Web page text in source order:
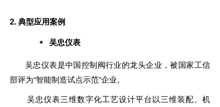
2. 典型应用案例
吴忠仪表
吴忠仪表是中国控制阀行业的龙头企业，被国家工信
部评为“智能制造试点示范”企业。
吴忠仪表三维数字化工艺设计平台以三维装配、机